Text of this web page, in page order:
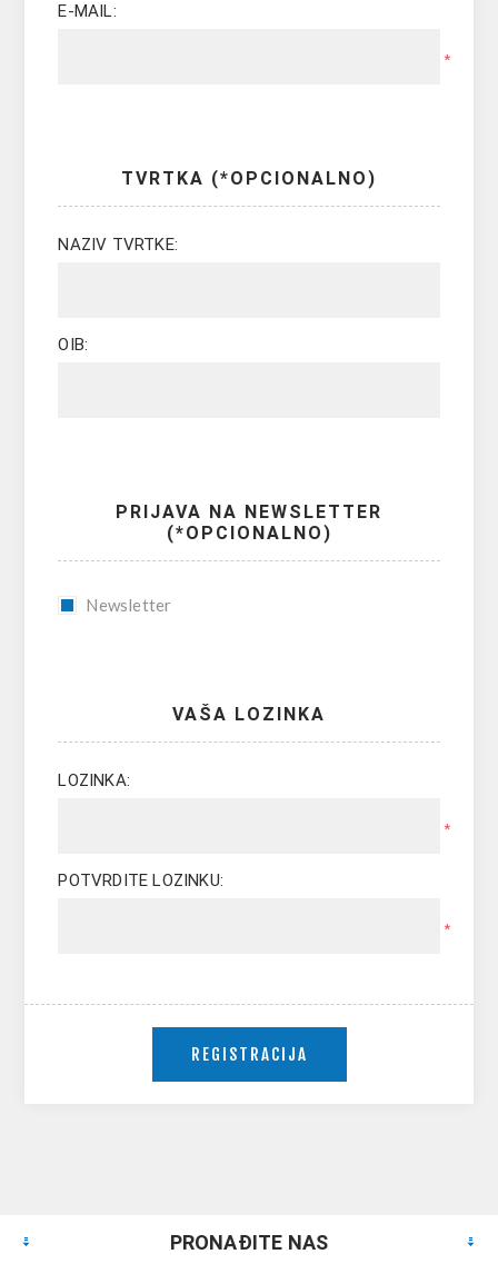
E-MAIL:
*
TVRTKA (*OPCIONALNO)
NAZIV TVRTKE:
OIB:
PRIJAVA NA NEWSLETTER
(*OPCIONALNO)
Newsletter
VAŠA LOZINKA
LOZINKA:
*
POTVRDITE LOZINKU:
*
PRONAĐITE NAS